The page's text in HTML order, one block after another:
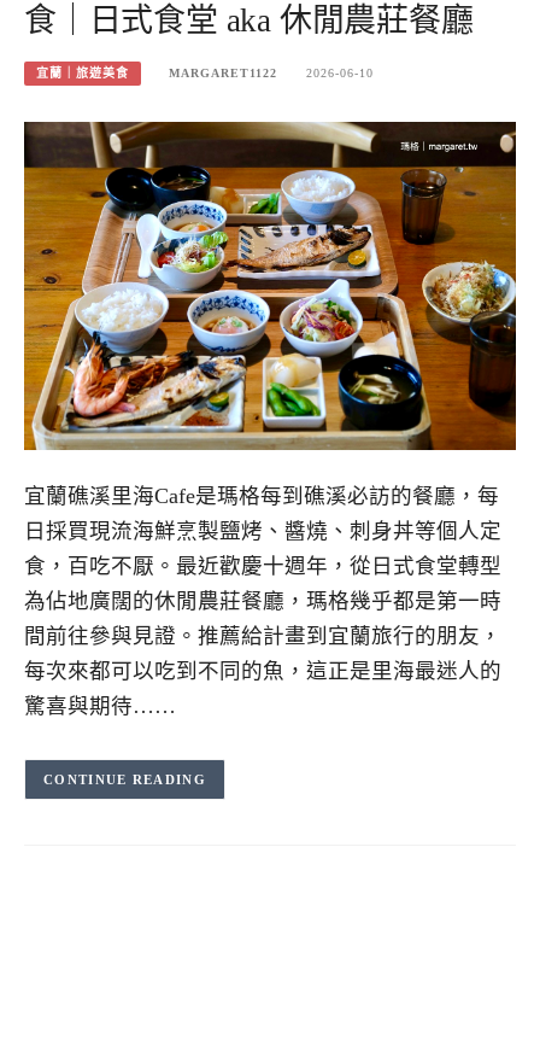
食｜日式食堂 aka 休閒農莊餐廳
宜蘭｜旅遊美食 MARGARET1122 2026-06-10
宜蘭礁溪里海Cafe是瑪格每到礁溪必訪的餐廳，每
日採買現流海鮮烹製鹽烤、醬燒、刺身丼等個人定
食，百吃不厭。最近歡慶十週年，從日式食堂轉型
為佔地廣闊的休閒農莊餐廳，瑪格幾乎都是第一時
間前往參與見證。推薦給計畫到宜蘭旅行的朋友，
每次來都可以吃到不同的魚，這正是里海最迷人的
驚喜與期待……
CONTINUE READING